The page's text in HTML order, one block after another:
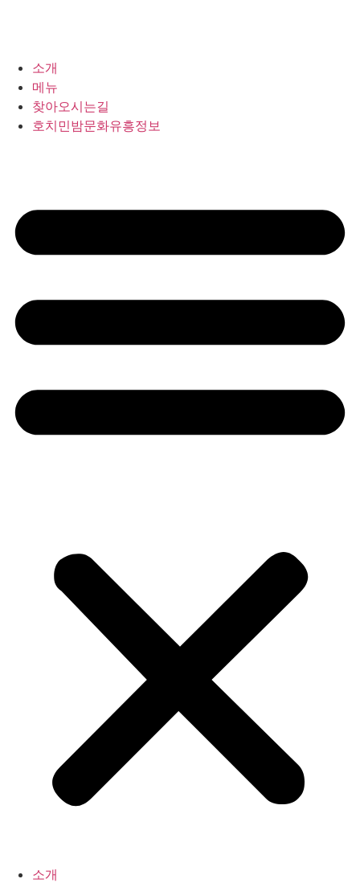
소개
메뉴
찾아오시는길
호치민밤문화유흥정보
소개